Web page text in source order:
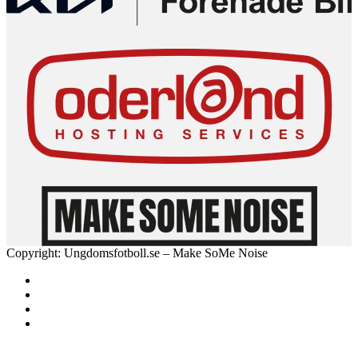
Copyright: Ungdomsfotboll.se – Make SoMe Noise